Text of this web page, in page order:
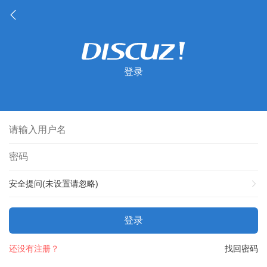
登录
安全提问(未设置请忽略)
登录
找回密码
还没有注册？